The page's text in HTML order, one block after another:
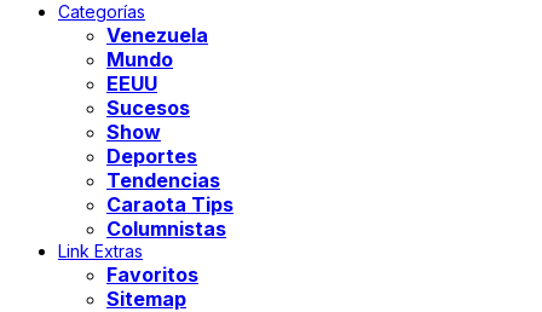
Categorías
Venezuela
Mundo
EEUU
Sucesos
Show
Deportes
Tendencias
Caraota Tips
Columnistas
Link Extras
Favoritos
Sitemap